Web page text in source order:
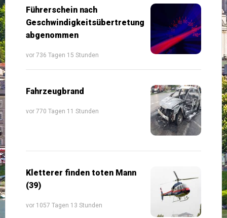
Führerschein nach
Geschwindigkeitsübertretung
abgenommen
vor 736 Tagen 15 Stunden
Fahrzeugbrand
vor 770 Tagen 11 Stunden
Kletterer finden toten Mann
(39)
vor 1057 Tagen 13 Stunden